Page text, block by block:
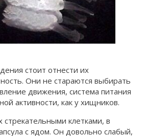
стоит отнести их
Они не стараются выбирать
движения, система питания
активности, как у хищников.
клетками, в
с ядом. Он довольно слабый,